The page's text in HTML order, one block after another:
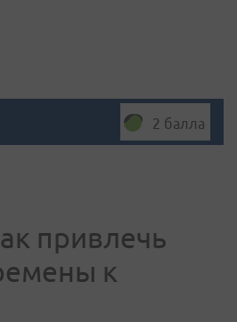
2 балла
привлечь
к